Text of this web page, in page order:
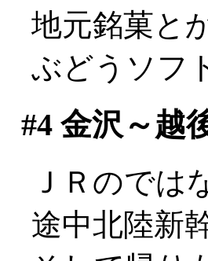
地元銘菓と
ぶどうソフ
#4金沢～越
ＪＲのでは
途中北陸新